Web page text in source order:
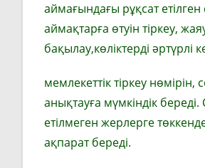
аймағындағы рұқсат
аймақтарға өтуін тіркеу,
бақылау,көліктерді
мемлекеттік тіркеу
анықтауға мүмкіндік
етілмеген жерлерге
ақпарат береді.